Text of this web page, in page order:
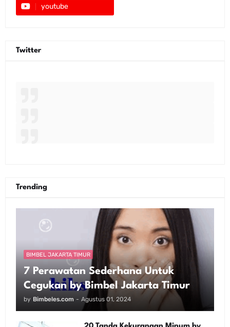
youtube
Twitter
Trending
BIMBEL JAKARTA TIMUR
7 Perawatan Sederhana Untuk
Cegukan by Bimbel Jakarta Timur
by Bimbeles.com - Agustus 01, 2024